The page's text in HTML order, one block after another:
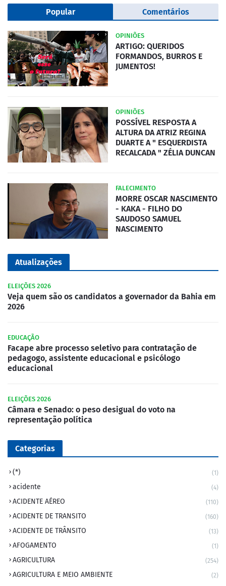
Popular Comentários
OPINIÕES
ARTIGO: QUERIDOS
FORMANDOS, BURROS E
JUMENTOS!
OPINIÕES
POSSÍVEL RESPOSTA A
ALTURA DA ATRIZ REGINA
DUARTE A " ESQUERDISTA
RECALCADA " ZÉLIA DUNCAN
FALECIMENTO
MORRE OSCAR NASCIMENTO
- KAKA - FILHO DO
SAUDOSO SAMUEL
NASCIMENTO
Atualizações
ELEIÇÕES 2026
Veja quem são os candidatos a governador da Bahia em
2026
EDUCAÇÃO
Facape abre processo seletivo para contratação de
pedagogo, assistente educacional e psicólogo
educacional
ELEIÇÕES 2026
Câmara e Senado: o peso desigual do voto na
representação política
Categorias
(*) (1)
acidente (4)
ACIDENTE AÉREO (110)
ACIDENTE DE TRANSITO (160)
ACIDENTE DE TRÂNSITO (13)
AFOGAMENTO (1)
AGRICULTURA (254)
AGRICULTURA E MEIO AMBIENTE (2)